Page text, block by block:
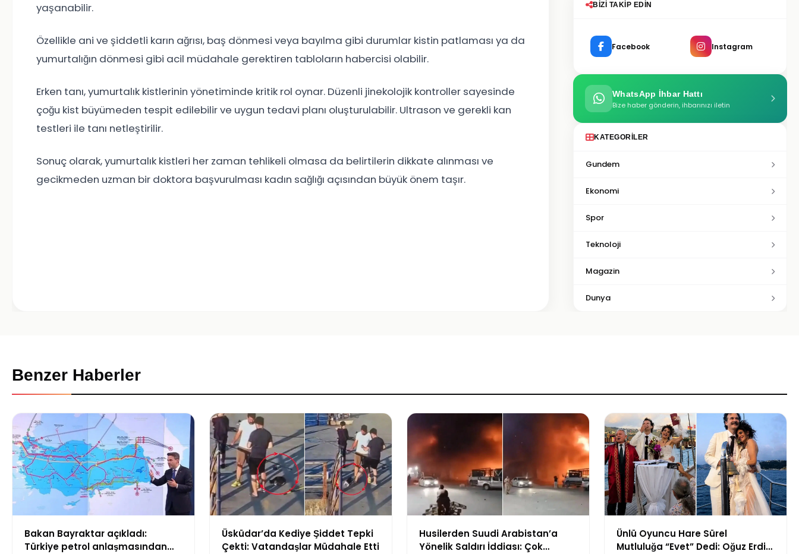
yaşanabilir.
Özellikle ani ve şiddetli karın ağrısı, baş dönmesi veya bayılma gibi durumlar kistin patlaması ya da
yumurtalığın dönmesi gibi acil müdahale gerektiren tabloların habercisi olabilir.
Erken tanı, yumurtalık kistlerinin yönetiminde kritik rol oynar. Düzenli jinekolojik kontroller sayesinde
çoğu kist büyümeden tespit edilebilir ve uygun tedavi planı oluşturulabilir. Ultrason ve gerekli kan
testleri ile tanı netleştirilir.
Sonuç olarak, yumurtalık kistleri her zaman tehlikeli olmasa da belirtilerin dikkate alınması ve
gecikmeden uzman bir doktora başvurulması kadın sağlığı açısından büyük önem taşır.
BIZI TAKIP EDIN
Facebook Instagram
WhatsApp İhbar Hattı
Bize haber gönderin, ihbarınızı iletin
KATEGORILER
Gundem
Ekonomi
Spor
Teknoloji
Magazin
Dunya
Benzer Haberler
Bakan Bayraktar açıkladı:
Türkiye petrol anlaşmasından
Üsküdar’da Kediye Şiddet Tepki
Çekti: Vatandaşlar Müdahale Etti
Husilerden Suudi Arabistan’a
Yönelik Saldırı İddiası: Çok
Ünlü Oyuncu Hare Sürel
Mutluluğa “Evet” Dedi: Oğuz Erdin